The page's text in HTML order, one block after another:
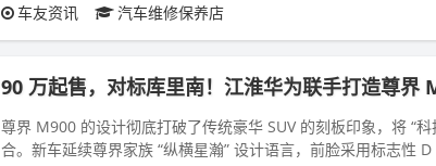
车友资讯 汽车维修保养店
90 万起售，对标库里南！江淮华为联手打造尊界
尊界 M900 的设计彻底打破了传统豪华 SUV 的刻板印象，将 “科
合。新车延续尊界家族 “纵横星瀚” 设计语言，前脸采用标志性